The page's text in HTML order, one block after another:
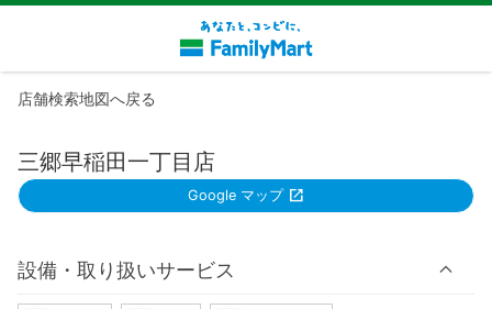
店舗検索地図へ戻る
三郷早稲田一丁目店
Google マップ
設備・取り扱いサービス